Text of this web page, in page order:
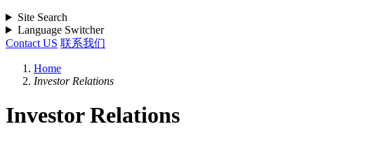
Site Search
Language Switcher
Contact US 联系我们
Home
Investor Relations
Investor Relations